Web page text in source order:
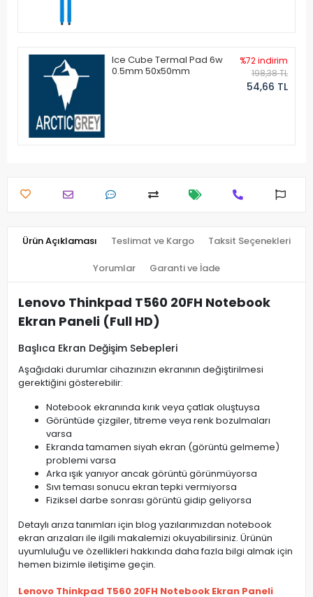
Ice Cube Termal Pad 6w
0.5mm 50x50mm
%72 indirim
198,38 TL
54,66 TL
Ürün Açıklaması Teslimat ve Kargo Taksit Seçenekleri
Yorumlar Garanti ve İade
Lenovo Thinkpad T560 20FH Notebook
Ekran Paneli (Full HD)
Başlıca Ekran Değişim Sebepleri
Aşağıdaki durumlar cihazınızın ekranının değiştirilmesi
gerektiğini gösterebilir:
Notebook ekranında kırık veya çatlak oluştuysa
Görüntüde çizgiler, titreme veya renk bozulmaları
varsa
Ekranda tamamen siyah ekran (görüntü gelmeme)
problemi varsa
Arka ışık yanıyor ancak görüntü görünmüyorsa
Sıvı teması sonucu ekran tepki vermiyorsa
Fiziksel darbe sonrası görüntü gidip geliyorsa
Detaylı arıza tanımları için blog yazılarımızdan notebook
ekran arızaları ile ilgili makalemizi okuyabilirsiniz. Ürünün
uyumluluğu ve özellikleri hakkında daha fazla bilgi almak için
hemen bizimle iletişime geçin.
Lenovo Thinkpad T560 20FH Notebook Ekran Paneli